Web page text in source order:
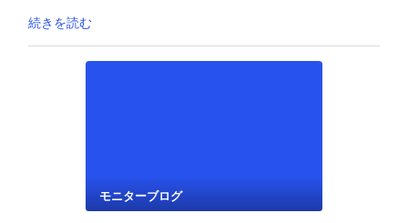
続きを読む
モニターブログ